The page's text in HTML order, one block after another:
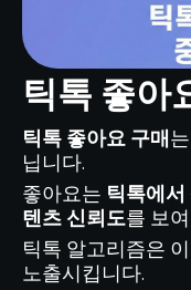
틱톡 좋아
틱톡 좋아요 구매
닙니다.
좋아요는 틱톡에
텐츠 신뢰도를 보
틱톡 알고리즘은
노출시킵니다.